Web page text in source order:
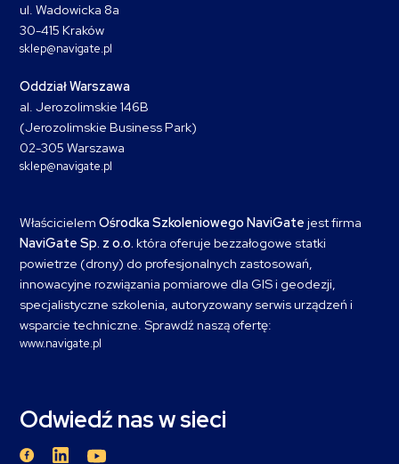
ul. Wadowicka 8a
30-415 Kraków
sklep@navigate.pl
Oddział Warszawa
al. Jerozolimskie 146B
(Jerozolimskie Business Park)
02-305 Warszawa
sklep@navigate.pl
Właścicielem Ośrodka Szkoleniowego NaviGate jest firma
NaviGate Sp. z o.o. która oferuje bezzałogowe statki
powietrze (drony) do profesjonalnych zastosowań,
innowacyjne rozwiązania pomiarowe dla GIS i geodezji,
specjalistyczne szkolenia, autoryzowany serwis urządzeń i
wsparcie techniczne. Sprawdź naszą ofertę:
www.navigate.pl
Odwiedź nas w sieci